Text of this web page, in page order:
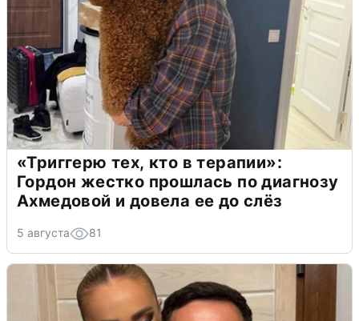
«Триггерю тех, кто в терапии»:
Гордон жестко прошлась по диагнозу
Ахмедовой и довела ее до слёз
5 августа 81